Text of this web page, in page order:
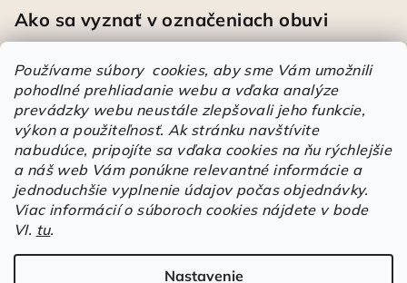
Používame súbory cookies, aby sme Vám umožnili
pohodlné prehliadanie webu a vďaka analýze
prevádzky webu neustále zlepšovali jeho funkcie,
výkon a použiteľnosť. Ak stránku navštívite
nabudúce, pripojíte sa vďaka cookies na ňu rýchlejšie
a náš web Vám ponúkne relevantné informácie a
jednoduchšie vyplnenie údajov počas objednávky.
Viac informácií o súboroch cookies nájdete v bode
VI. tu.
Nastavenie
Ako sa vyznať v označeniach obuvi
Heureka
Športové pracovné poltopánky PRESTIGE CLASSIC biele
Hodnotenie produktu je 5 z 5 hviezdičiek.
| Mária
Á
u